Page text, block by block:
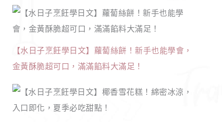
【水日子烹飪學日文】蘿蔔絲餅！新手也能學會，
金黃酥脆超可口，滿滿餡料大滿足！